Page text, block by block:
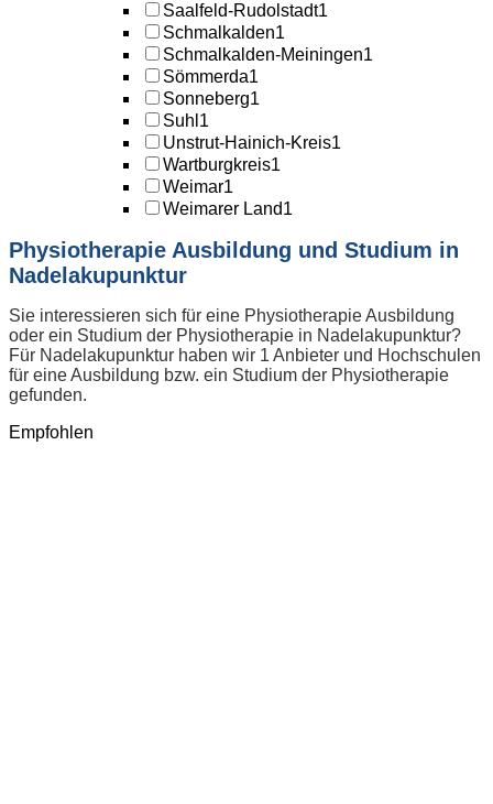
Saalfeld-Rudolstadt1
Schmalkalden1
Schmalkalden-Meiningen1
Sömmerda1
Sonneberg1
Suhl 1
Unstrut-Hainich-Kreis1
Wartburgkreis1
Weimar1
Weimarer Land1
Physiotherapie Ausbildung und Studium in
Nadelakupunktur
Sie interessieren sich für eine Physiotherapie Ausbildung
oder ein Studium der Physiotherapie in Nadelakupunktur?
Für Nadelakupunktur haben wir 1 Anbieter und Hochschulen
für eine Ausbildung bzw. ein Studium der Physiotherapie
gefunden.
Empfohlen